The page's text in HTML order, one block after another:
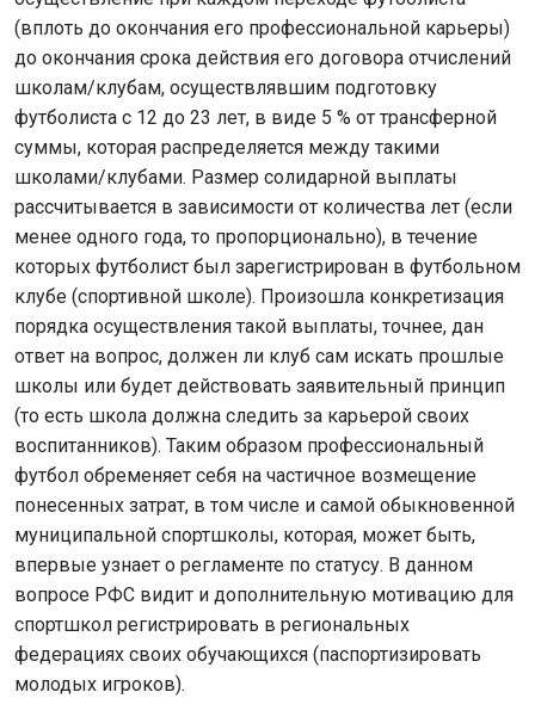
(вплоть до окончания его профессиональной карьеры)
до окончания срока действия его договора отчислений
школам/клубам, осуществлявшим подготовку
футболиста с 12 до 23 лет, в виде 5 % от трансферной
суммы, которая распределяется между такими
школами/клубами. Размер солидарной выплаты
рассчитывается в зависимости от количества лет (если
менее одного года, то пропорционально), в течение
которых футболист был зарегистрирован в футбольном
клубе (спортивной школе). Произошла конкретизация
порядка осуществления такой выплаты, точнее, дан
ответ на вопрос, должен ли клуб сам искать прошлые
школы или будет действовать заявительный принцип
(то есть школа должна следить за карьерой своих
воспитанников). Таким образом профессиональный
футбол обременяет себя на частичное возмещение
понесенных затрат, в том числе и самой обыкновенной
муниципальной спортшколы, которая, может быть,
впервые узнает о регламенте по статусу. В данном
вопросе РФС видит и дополнительную мотивацию для
спортшкол регистрировать в региональных
федерациях своих обучающихся (паспортизировать
молодых игроков).